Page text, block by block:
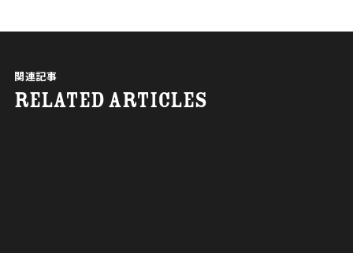
関連記事
RELATED ARTICLES